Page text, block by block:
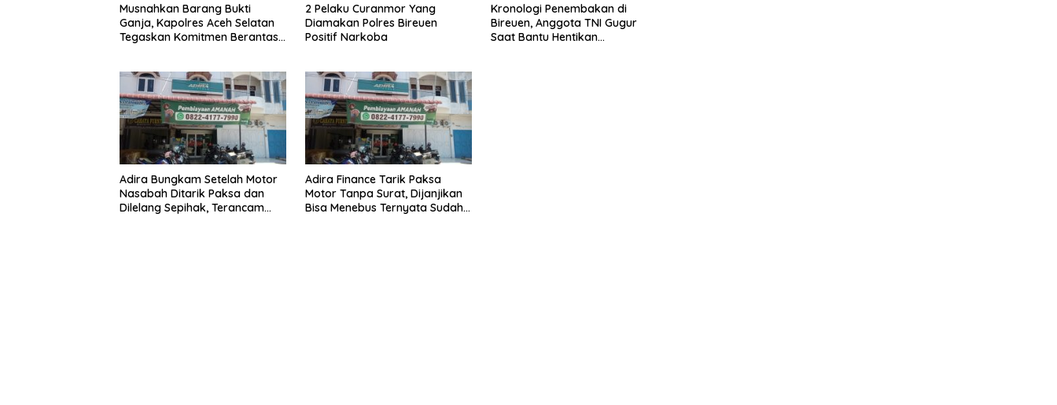
Musnahkan Barang Bukti
Ganja, Kapolres Aceh Selatan
Tegaskan Komitmen Berantas
2 Pelaku Curanmor Yang
Diamakan Polres Bireuen
Positif Narkoba
Kronologi Penembakan di
Bireuen, Anggota TNI Gugur
Saat Bantu Hentikan
Adira Bungkam Setelah Motor
Nasabah Ditarik Paksa dan
Dilelang Sepihak, Terancam
Adira Finance Tarik Paksa
Motor Tanpa Surat, Dijanjikan
Bisa Menebus Ternyata Sudah